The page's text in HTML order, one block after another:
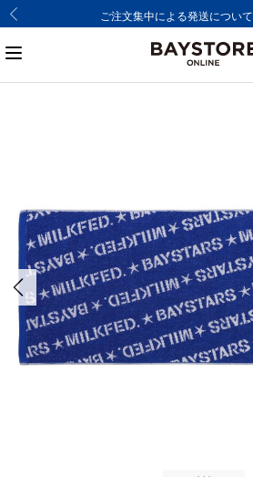
ご注文集中による発送につい